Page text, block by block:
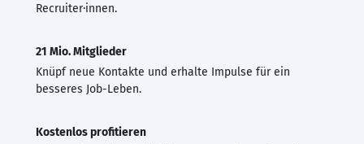
Recruiter·innen.
21 Mio. Mitglieder
Knüpf neue Kontakte und erhalte Impulse für ein
besseres Job-Leben.
Kostenlos profitieren